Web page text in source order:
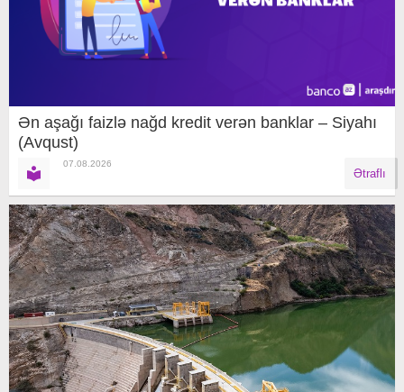
Ən aşağı faizlə nağd kredit verən banklar – Siyahı
(Avqust)
07.08.2026
Ətraflı